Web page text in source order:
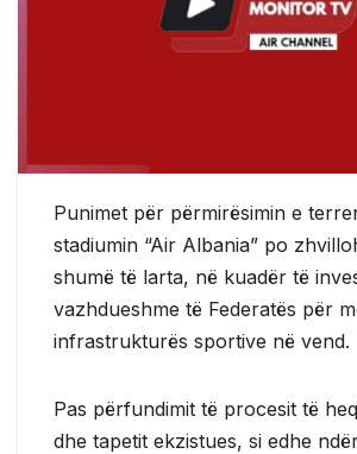
Punimet për përmirësimin e
stadiumin “Air Albania” po
shumë të larta, në kuadër të
vazhdueshme të Federatës për
infrastrukturës sportive në vend.
Pas përfundimit të procesit të
dhe tapetit ekzistues, si edhe